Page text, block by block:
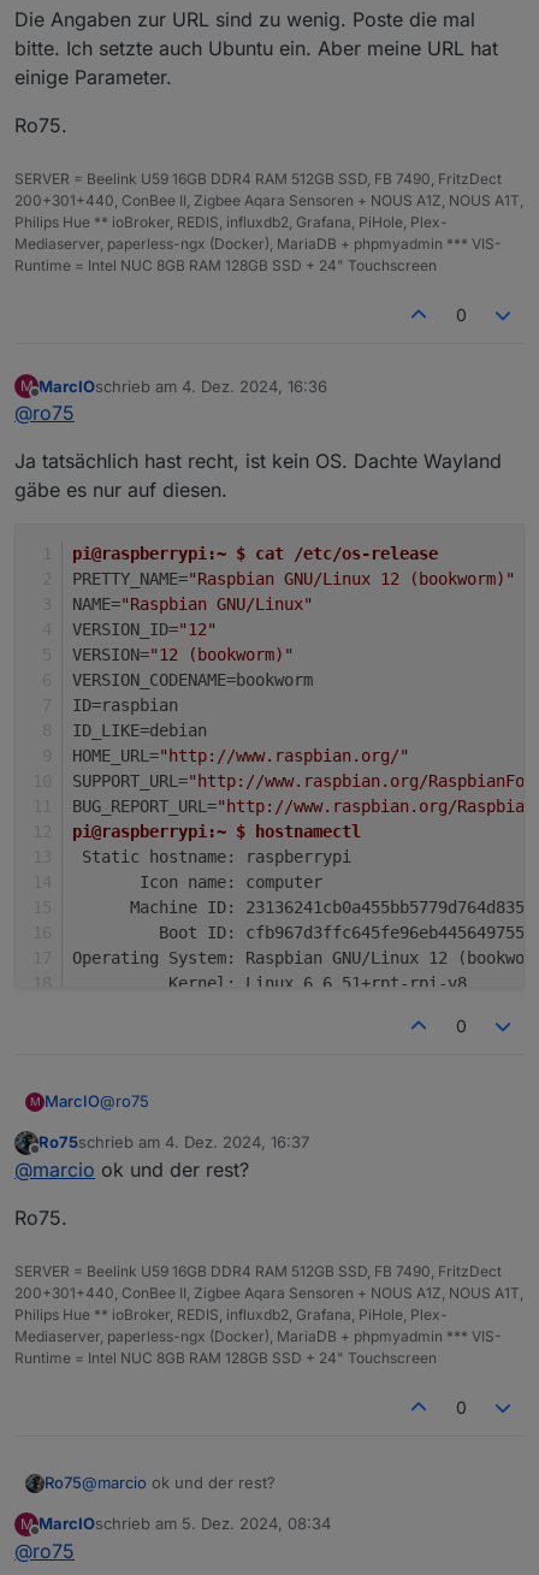
62°C
Die Angaben zur URL sind zu wenig. Poste die mal
bitte. Ich setzte auch Ubuntu ein. Aber meine URL hat
einige Parameter.
Ro75.
SERVER = Beelink U59 16GB DDR4 RAM 512GB SSD, FB 7490, FritzDect
200+301+440, ConBee II, Zigbee Aqara Sensoren + NOUS A1Z, NOUS A1T,
Philips Hue ** ioBroker, REDIS, influxdb2, Grafana, PiHole, Plex-
Mediaserver, paperless-ngx (Docker), MariaDB + phpmyadmin *** VIS-
Runtime = Intel NUC 8GB RAM 128GB SSD + 24" Touchscreen
0
M
Offline
MarcIOschrieb am 4. Dez. 2024, 16:36
zuletzt editiert von
@ro75
Ja tatsächlich hast recht, ist kein OS. Dachte Wayland
gäbe es nur auf diesen.
pi@raspberrypi:~ $ cat /etc/os-release
PRETTY_NAME="Raspbian GNU/Linux 12 (bookworm)"
NAME="Raspbian GNU/Linux"
VERSION_ID="12"
VERSION="12 (bookworm)"
VERSION_CODENAME=bookworm
ID=raspbian
ID_LIKE=debian
HOME_URL="http://www.raspbian.org/"
SUPPORT_URL="http://www.raspbian.org/
BUG_REPORT_URL="http://www.raspbian.org/
pi@raspberrypi:~ $ hostnamectl
Static hostname: raspberrypi
       Icon name: computer
Machine ID:
Boot ID:
Operating System: Raspbian GNU/Linux 12
          Kernel: Linux 6.6.51+rpt-rpi-v8
0
M MarcIO@ro75
Ja tatsächlich hast recht, ist kein OS. Dachte Wayland
gäbe es nur auf diesen.
VERSION_ID="12"
VERSION="12 (bookworm)"
VERSION_CODENAME=bookworm
ID=raspbian
ID_LIKE=debian
SUPPORT_URL="http://www.raspbian.org/
       Icon name: computer
Machine ID:
Boot ID:
Offline
Ro75schrieb am 4. Dez. 2024, 16:37
zuletzt editiert von
@marcio ok und der rest?
Ro75.
SERVER = Beelink U59 16GB DDR4 RAM 512GB SSD, FB 7490, FritzDect
200+301+440, ConBee II, Zigbee Aqara Sensoren + NOUS A1Z, NOUS A1T,
Philips Hue ** ioBroker, REDIS, influxdb2, Grafana, PiHole, Plex-
Mediaserver, paperless-ngx (Docker), MariaDB + phpmyadmin *** VIS-
Runtime = Intel NUC 8GB RAM 128GB SSD + 24" Touchscreen
0
Ro75@marcio ok und der rest?
Ro75.
M
Offline
MarcIOschrieb am 5. Dez. 2024, 08:34
zuletzt editiert von
@ro75